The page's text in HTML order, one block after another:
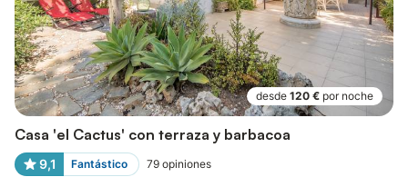
desde 120 € por noche
Casa 'el Cactus' con terraza y barbacoa
9,1 Fantástico 79 opiniones